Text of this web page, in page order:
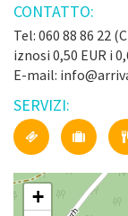
CONTATTO:
Tel: 060 88 86 22
iznosi 0,50 EUR i
E-mail:
SERVIZI:
+